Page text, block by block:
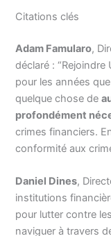
Citations clés
Adam Famularo,
déclaré :
pour les années
quelque chose de
profondément
crimes financiers.
conformité aux
Daniel Dines,
institutions
pour lutter contre
naviguer à travers